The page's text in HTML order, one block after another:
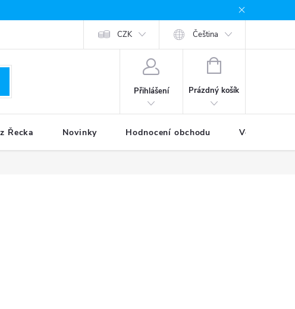
Provizní systém Moje objednávka
CZK Čeština
Přihlášení
NÁKUPNÍ
Prázdný košík
Řecka Novinky Hodnocení obchodu Věrnostní